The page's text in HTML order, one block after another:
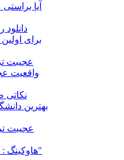
آیا
برای
عجیبت
بهترین
عجیبت
هاوكينگ : "موجودات فضايي وجود دارند"